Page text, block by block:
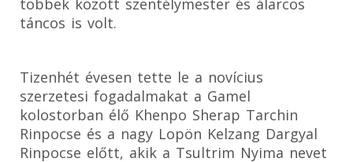
többek között szentélymester és álarcos
táncos is volt.
Tizenhét évesen tette le a novícius
szerzetesi fogadalmakat a Gamel
kolostorban élő Khenpo Sherap Tarchin
Rinpocse és a nagy Lopön Kelzang Dargyal
Rinpocse előtt, akik a Tsultrim Nyima nevet